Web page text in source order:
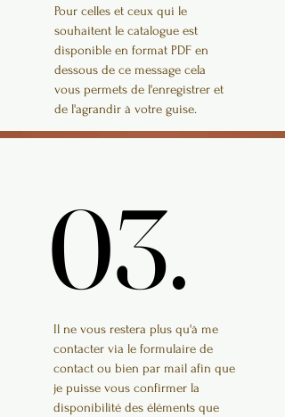
Pour celles et ceux qui le
souhaitent le catalogue est
disponible en format PDF en
dessous de ce message cela
vous permets de l'enregistrer et
de l'agrandir à votre guise.
03.
03.
Il ne vous restera plus qu'à me
contacter via le formulaire de
contact ou bien par mail afin que
je puisse vous confirmer la
disponibilité des éléments que